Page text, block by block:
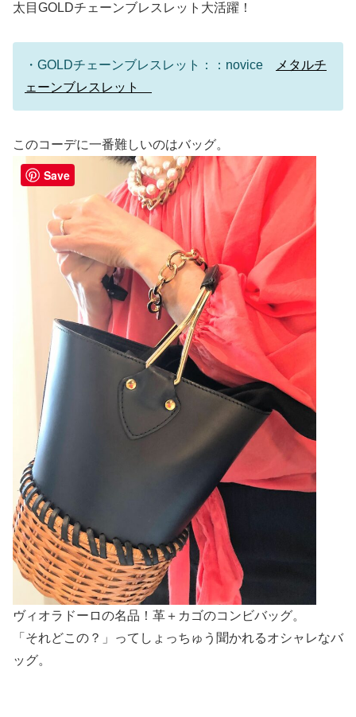
太目GOLDチェーンブレスレット大活躍！
・GOLDチェーンブレスレット：：novice
メタルチ
ェーンブレスレット
このコーデに一番難しいのはバッグ。
ヴィオラドーロの名品！革＋カゴのコンビバッグ。
「それどこの？」ってしょっちゅう聞かれるオシャレなバ
ッグ。
Save